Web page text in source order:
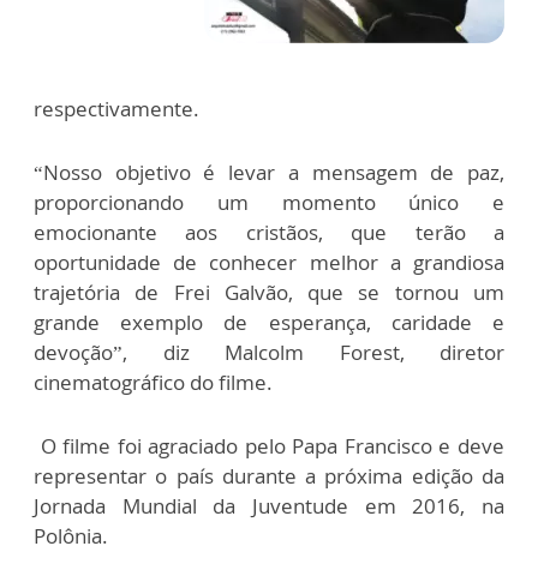
respectivamente.
“Nosso objetivo é levar a mensagem de paz,
proporcionando um momento único e
emocionante aos cristãos, que terão a
oportunidade de conhecer melhor a grandiosa
trajetória de Frei Galvão, que se tornou um
grande exemplo de esperança, caridade e
devoção”, diz Malcolm Forest, diretor
cinematográfico do filme.
O filme foi agraciado pelo Papa Francisco e deve
representar o país durante a próxima edição da
Jornada Mundial da Juventude em 2016, na
Polônia.